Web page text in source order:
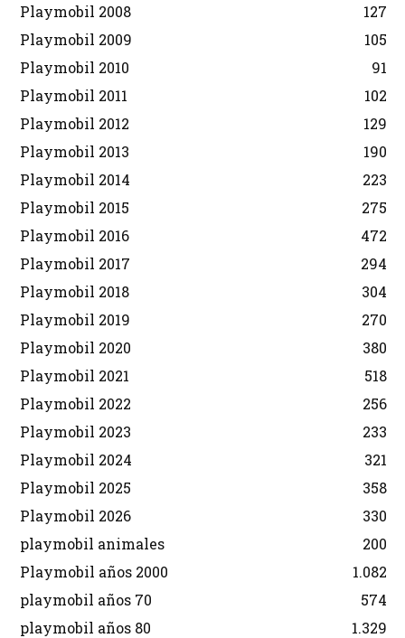
Playmobil 2008
127
Playmobil 2009
105
Playmobil 2010
91
Playmobil 2011
102
Playmobil 2012
129
Playmobil 2013
190
Playmobil 2014
223
Playmobil 2015
275
Playmobil 2016
472
Playmobil 2017
294
Playmobil 2018
304
Playmobil 2019
270
Playmobil 2020
380
Playmobil 2021
518
Playmobil 2022
256
Playmobil 2023
233
Playmobil 2024
321
Playmobil 2025
358
Playmobil 2026
330
playmobil animales
200
Playmobil años 2000
1.082
playmobil años 70
574
playmobil años 80
1.329